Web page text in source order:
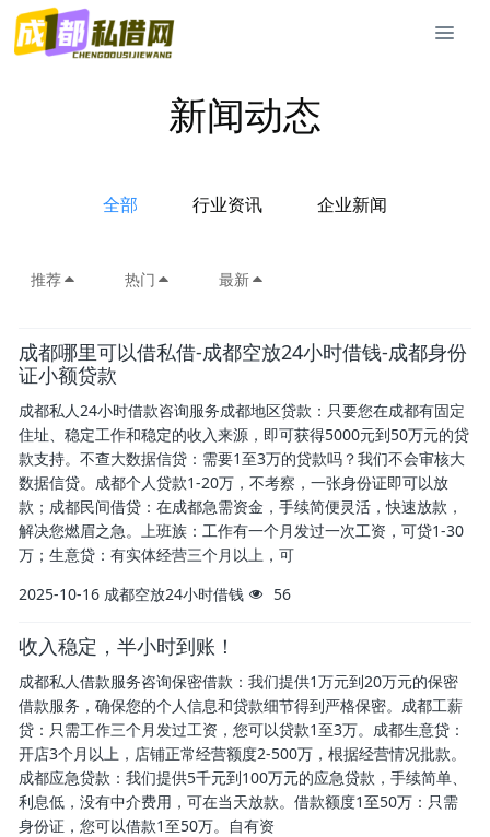
新闻动态
全部 行业资讯 企业新闻
推荐 热门 最新
成都哪里可以借私借-成都空放24小时借钱-成都身份
证小额贷款
成都私人24小时借款咨询服务成都地区贷款：只要您在成都有固定
住址、稳定工作和稳定的收入来源，即可获得5000元到50万元的贷
款支持。不查大数据信贷：需要1至3万的贷款吗？我们不会审核大
数据信贷。成都个人贷款1-20万，不考察，一张身份证即可以放
款；成都民间借贷：在成都急需资金，手续简便灵活，快速放款，
解决您燃眉之急。上班族：工作有一个月发过一次工资，可贷1-30
万；生意贷：有实体经营三个月以上，可
2025-10-16 成都空放24小时借钱 56
收入稳定，半小时到账！
成都私人借款服务咨询保密借款：我们提供1万元到20万元的保密
借款服务，确保您的个人信息和贷款细节得到严格保密。成都工薪
贷：只需工作三个月发过工资，您可以贷款1至3万。成都生意贷：
开店3个月以上，店铺正常经营额度2-500万，根据经营情况批款。
成都应急贷款：我们提供5千元到100万元的应急贷款，手续简单、
利息低，没有中介费用，可在当天放款。借款额度1至50万：只需
身份证，您可以借款1至50万。自有资